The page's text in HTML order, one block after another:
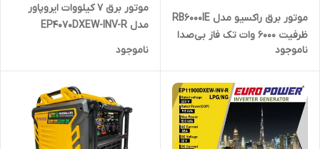
موتور برق راکسیو مدل RB6000IE
ظرفیت ۶۰۰۰ وات تک فاز بی‌صدا
ناموجود
موتور برق 7 کیلووات ایروپاور
مدل EP4070DXEW-INV-R
ناموجود